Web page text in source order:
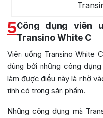
5Công dụng viên
Transino White C
Viên uống Transino White
dùng bởi những công
làm được điều này là nhờ
tính có trong sản phẩm.
Những công dụng mà